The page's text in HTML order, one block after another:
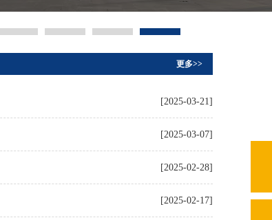
更多>>
[2025-03-21]
[2025-03-07]
[2025-02-28]
[2025-02-17]